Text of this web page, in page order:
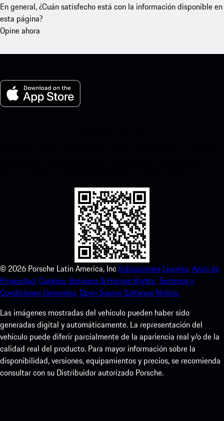
En general, ¿Cuán satisfecho está con la información disponible en
esta página?
Opine ahora
© 2026 Porsche Latin America, Inc Indicaciones Legales.Aviso de
Privacidad.Cookies. Business & Human Rights.Términos y
Condiciones Generales.Open Source Software Notice.
Las imágenes mostradas del vehículo pueden haber sido
generadas digital y automáticamente. La representación del
vehículo puede diferir parcialmente de la apariencia real y/o de la
calidad real del producto. Para mayor información sobre la
disponibilidad, versiones, equipamientos y precios, se recomienda
consultar con su Distribuidor autorizado Porsche.